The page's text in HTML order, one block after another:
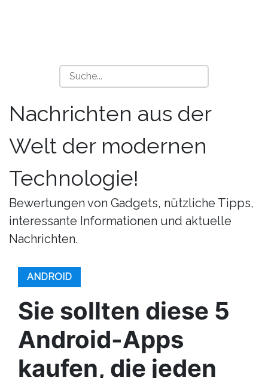
Nachrichten aus der
Welt der modernen
Technologie!
Bewertungen von Gadgets, nützliche Tipps,
interessante Informationen und aktuelle
Nachrichten.
ANDROID
Sie sollten diese 5
Android-Apps
kaufen, die jeden